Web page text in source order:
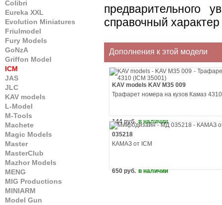
Colibri
Eureka XXL
Evolution Miniatures
Friulmodel
Fury Models
GoNzA
Griffon Model
ICM
JAS
JLC
KAV models
L-Model
M-Tools
Machete
Magic Models
Master
MasterClub
Mazhor Models
MENG
MIG Productions
MINIARM
Model Gun
предварительного
справочный
Дополнения к этой модели
KAV models KAV M35 009
Трафарет номера на кузов Камаз
144 руб. в наличии
035218
КАМАЗ от ICM
650 руб. в наличии